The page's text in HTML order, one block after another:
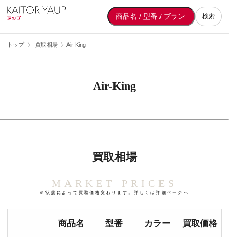
検索
トップ 買取相場 Air-King
Air-King
買取相場
MARKET PRICES
※状態によって買取価格変わります。詳しくは詳細ページへ
商品名 型番 カラー 買取価格